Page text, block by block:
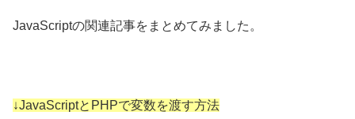
JavaScriptの関連記事をまとめてみました。
↓JavaScriptとPHPで変数を渡す方法